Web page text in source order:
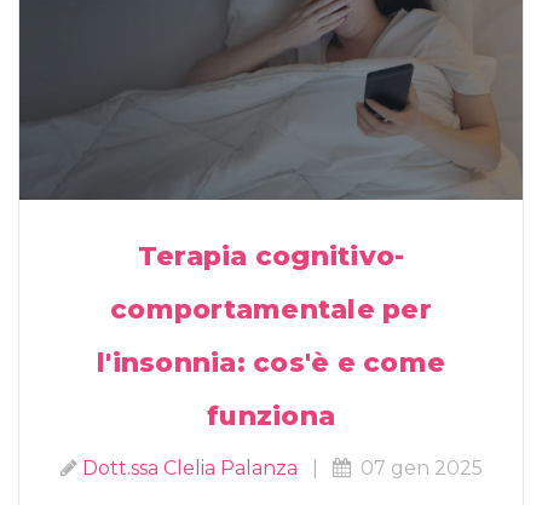
Terapia cognitivo-
comportamentale per
l'insonnia: cos'è e come
funziona
Dott.ssa Clelia Palanza 07 gen 2025